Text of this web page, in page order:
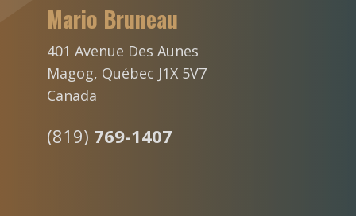
Mario Bruneau
401 Avenue Des Aunes
Magog, Québec J1X 5V7
Canada
(819) 769-1407